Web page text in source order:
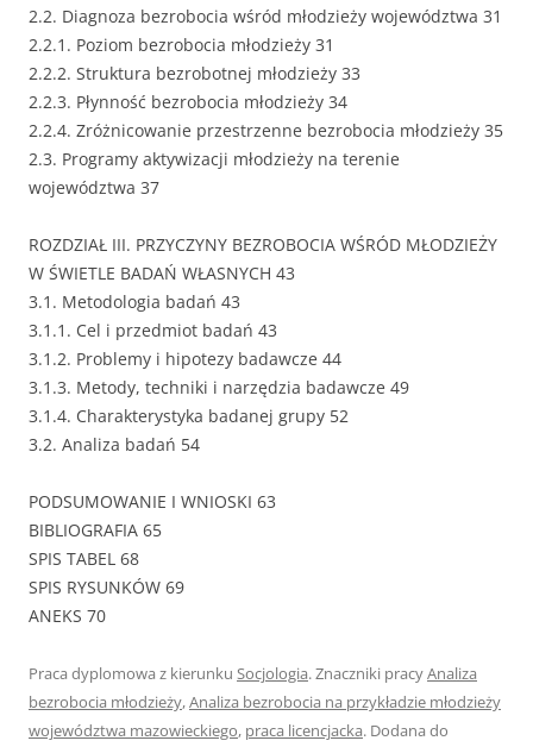
2.2. Diagnoza bezrobocia wśród młodzieży województwa 31
2.2.1. Poziom bezrobocia młodzieży 31
2.2.2. Struktura bezrobotnej młodzieży 33
2.2.3. Płynność bezrobocia młodzieży 34
2.2.4. Zróżnicowanie przestrzenne bezrobocia młodzieży 35
2.3. Programy aktywizacji młodzieży na terenie
województwa 37
ROZDZIAŁ III. PRZYCZYNY BEZROBOCIA WŚRÓD MŁODZIEŻY
W ŚWIETLE BADAŃ WŁASNYCH 43
3.1. Metodologia badań 43
3.1.1. Cel i przedmiot badań 43
3.1.2. Problemy i hipotezy badawcze 44
3.1.3. Metody, techniki i narzędzia badawcze 49
3.1.4. Charakterystyka badanej grupy 52
3.2. Analiza badań 54
PODSUMOWANIE I WNIOSKI 63
BIBLIOGRAFIA 65
SPIS TABEL 68
SPIS RYSUNKÓW 69
ANEKS 70
Praca dyplomowa z kierunku Socjologia. Znaczniki pracyAnaliza
bezrobocia młodzieży,Analiza bezrobocia na przykładzie młodzieży
województwa mazowieckiego, praca licencjacka. Dodana do